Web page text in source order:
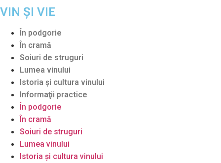
VIN ȘI VIE
În podgorie
În cramă
Soiuri de struguri
Lumea vinului
Istoria şi cultura vinului
Informaţii practice
În podgorie
În cramă
Soiuri de struguri
Lumea vinului
Istoria şi cultura vinului